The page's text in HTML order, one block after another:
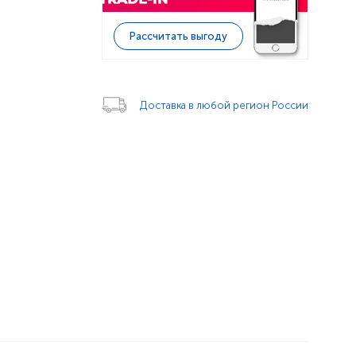
Рассчитать выгоду
Доставка в любой регион России